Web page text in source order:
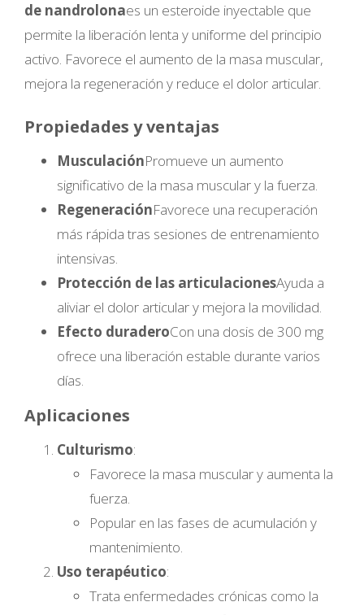
de nandrolonaes un esteroide inyectable que
permite la liberación lenta y uniforme del principio
activo. Favorece el aumento de la masa muscular,
mejora la regeneración y reduce el dolor articular.
Propiedades y ventajas
MusculaciónPromueve un aumento
significativo de la masa muscular y la fuerza.
RegeneraciónFavorece una recuperación
más rápida tras sesiones de entrenamiento
intensivas.
Protección de las articulacionesAyuda a
aliviar el dolor articular y mejora la movilidad.
Efecto duraderoCon una dosis de 300 mg
ofrece una liberación estable durante varios
días.
Aplicaciones
Culturismo:
Favorece la masa muscular y aumenta la
fuerza.
Popular en las fases de acumulación y
mantenimiento.
Uso terapéutico:
Trata enfermedades crónicas como la